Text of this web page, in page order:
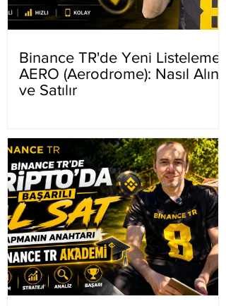
Binance TR'de Yeni Listeleme
AERO (Aerodrome): Nasıl Alınır
ve Satılır